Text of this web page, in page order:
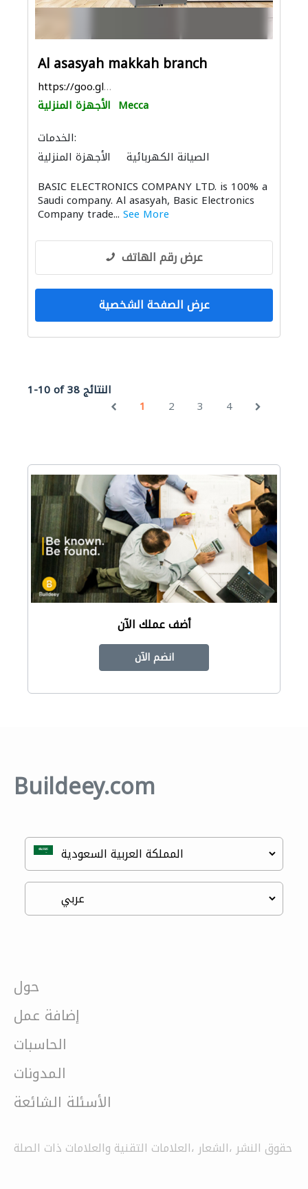
Al asasyah makkah branch
https://goo.gl/maps/S18ZF4zaHG7N6LjT8
الأجهزة المنزلية Mecca
الخدمات:
الأجهزة المنزلية
الصيانة الكهربائية
الحمامات والمطابخ
إكسسوارات المطابخ والحمامات
BASIC ELECTRONICS COMPANY LTD. is 100% a
Saudi company. Al asasyah, Basic Electronics
Company trade... See More
عرض رقم الهاتف
عرض الصفحة الشخصية
1-10 of 38 النتائج
1
2 3 4
أضف عملك الآن
انضم الآن
Buildeey.com
حول
إضافة عمل
الحاسبات
المدونات
الأسئلة الشائعة
حقوق النشر ،الشعار ،العلامات التقنية والعلامات ذات الصلة